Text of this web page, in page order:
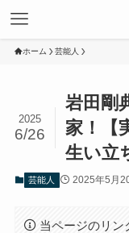
ホーム 芸能人
岩田剛
家！【
生い立
2025
6/26
芸能人 2025年5月
当ページのリン